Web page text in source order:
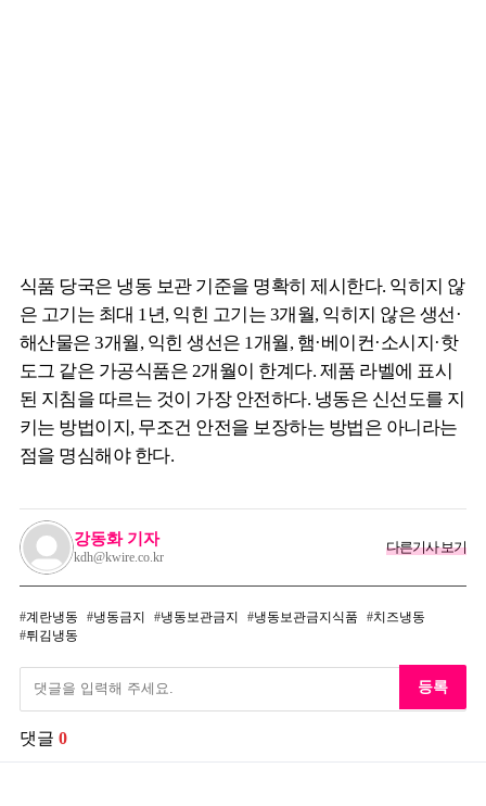
식품 당국은 냉동 보관 기준을 명확히 제시한다. 익히지 않
은 고기는 최대 1년, 익힌 고기는 3개월, 익히지 않은 생선·
해산물은 3개월, 익힌 생선은 1개월, 햄·베이컨·소시지·핫
도그 같은 가공식품은 2개월이 한계다. 제품 라벨에 표시
된 지침을 따르는 것이 가장 안전하다. 냉동은 신선도를 지
키는 방법이지, 무조건 안전을 보장하는 방법은 아니라는
점을 명심해야 한다.
강동화 기자
kdh@kwire.co.kr
다른기사 보기
계란냉동 냉동금지 냉동보관금지 냉동보관금지식품
치즈냉동
튀김냉동
등록
댓글 0